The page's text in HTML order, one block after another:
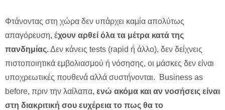
Φτάνοντας στη χώρα δεν υπάρχει καμία απολύτως
απαγόρευση, έχουν αρθεί όλα τα μέτρα κατά της
πανδημίας.Δεν κάνεις tests (rapid ή άλλο), δεν δείχνεις
πιστοποιητικά εμβολιασμού ή νόσησης, οι μάσκες δεν είναι
υποχρεωτικές πουθενά αλλά συστήνονται. Business as
before, πριν την λαίλαπα, ενώ ακόμα και αν νοσήσεις είναι
στη διακριτική σου ευχέρεια το πως θα το